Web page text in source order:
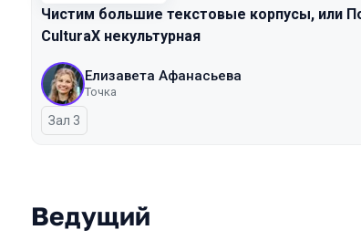
Чистим большие текстовые корпусы, или
CulturaX некультурная
Елизавета Афанасьева
Точка
Зал 3
Ведущий